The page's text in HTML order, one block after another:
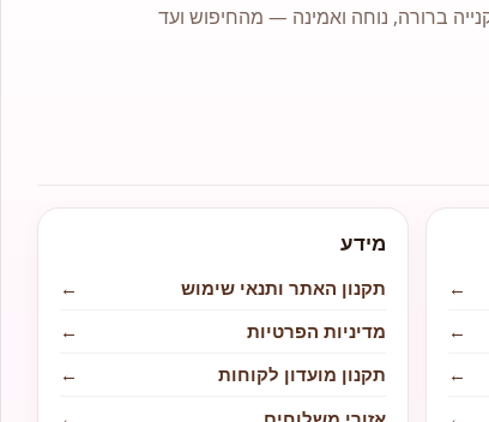
ברורה, נוחה ואמינה — מהחיפוש ועד
←
←
←
מידע
תקנון האתר ותנאי שימוש
←
מדיניות הפרטיות
←
תקנון מועדון לקוחות
←